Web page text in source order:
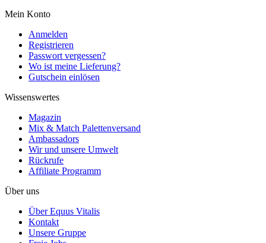
Mein Konto
Anmelden
Registrieren
Passwort vergessen?
Wo ist meine Lieferung?
Gutschein einlösen
Wissenswertes
Magazin
Mix & Match Palettenversand
Ambassadors
Wir und unsere Umwelt
Rückrufe
Affiliate Programm
Über uns
Über Equus Vitalis
Kontakt
Unsere Gruppe